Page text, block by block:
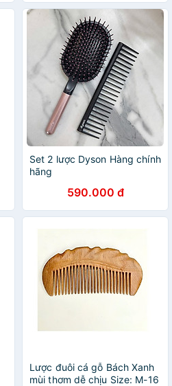
Ngoại Xa
Set 2 lược Dyson Hàng chính
hãng
590.000 đ
Lược đuôi cá gỗ Bách Xanh
mùi thơm dễ chịu Size: M-16